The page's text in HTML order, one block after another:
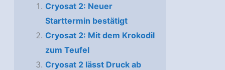
Cryosat 2: Neuer
Starttermin bestätigt
Cryosat 2: Mit dem Krokodil
zum Teufel
Cryosat 2 lässt Druck ab